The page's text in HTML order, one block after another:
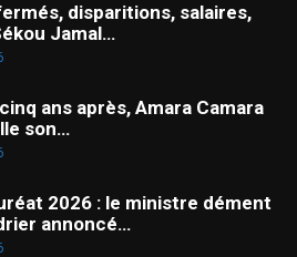
disparitions, salaires,
Jamal…
ans après, Amara Camara
son…
2026 : le ministre dément
annoncé…